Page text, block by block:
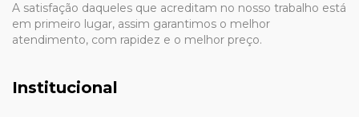
A satisfação daqueles que acreditam no nosso trabalho está
em primeiro lugar, assim garantimos o melhor
atendimento, com rapidez e o melhor preço.
Institucional